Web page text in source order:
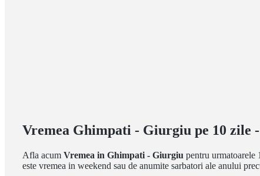
Vremea Ghimpati - Giurgiu pe 10 zile
Afla acum Vremea in Ghimpati - Giurgiu pentru urmatoarele
este vremea in weekend sau de anumite sarbatori ale anului